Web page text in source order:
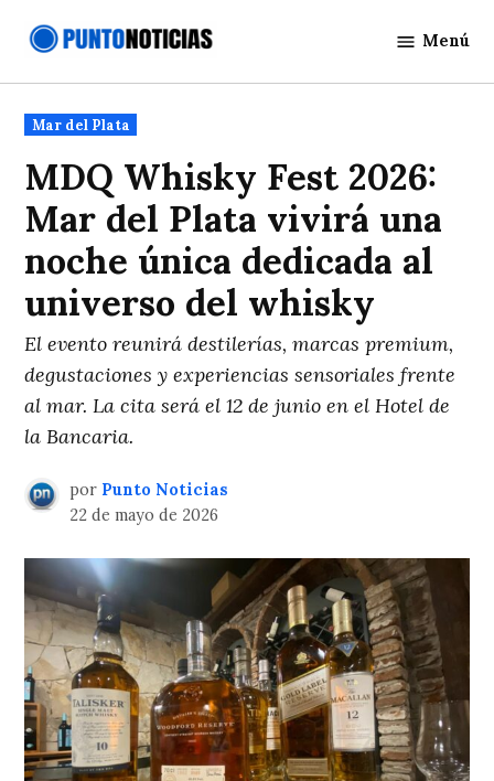
Noticias
Menú
Publicado
en
Mar del Plata
MDQ Whisky Fest 2026:
Mar del Plata vivirá una
noche única dedicada al
universo del whisky
El evento reunirá destilerías, marcas premium,
degustaciones y experiencias sensoriales frente
al mar. La cita será el 12 de junio en el Hotel de
la Bancaria.
por Punto Noticias
22 de mayo de 2026